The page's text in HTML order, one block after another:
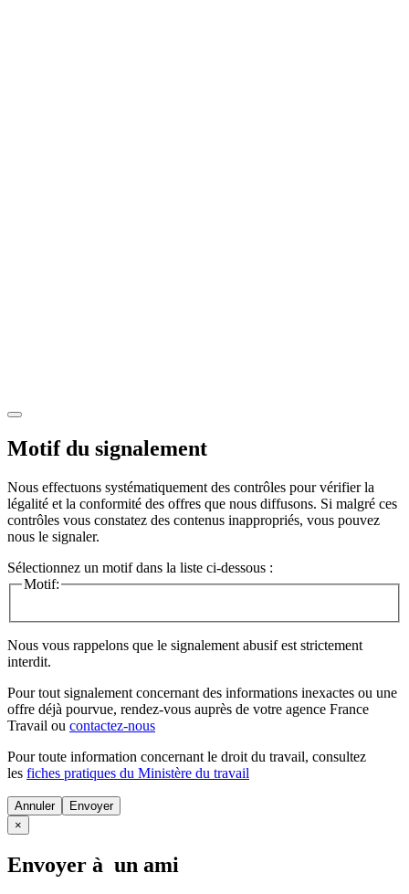
Motif du signalement
Nous effectuons systématiquement des contrôles pour vérifier la
légalité et la conformité des offres que nous diffusons. Si malgré ces
contrôles vous constatez des contenus inappropriés, vous pouvez
nous le signaler.
Sélectionnez un motif dans la liste ci-dessous :
Motif:
Nous vous rappelons que le signalement abusif est strictement
interdit.
Pour tout signalement concernant des informations inexactes ou une
offre déjà pourvue, rendez-vous auprès de votre agence France
Travail ou contactez-nous
Pour toute information concernant le droit du travail, consultez
les fiches pratiques du Ministère du travail
Annuler
×
Envoyer à un ami